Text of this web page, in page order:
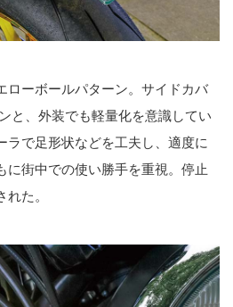
ローボールパターン。サイドカバ
と、外装でも軽量化を意識してい
ラで足形状などを工夫し、適度に
に街中での使い勝手を重視。停止
た。